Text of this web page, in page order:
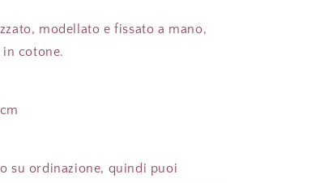
modellato e fissato a mano,
cotone.
su ordinazione, quindi puoi